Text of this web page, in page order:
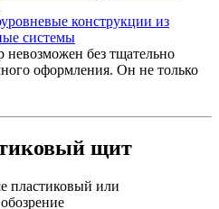
конструкции из
системы
без тщательно
оформления. Он не только
щит